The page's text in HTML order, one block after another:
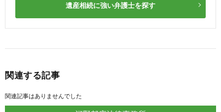
遺産相続に強い弁護士を探す
関連する記事
関連記事はありませんでした